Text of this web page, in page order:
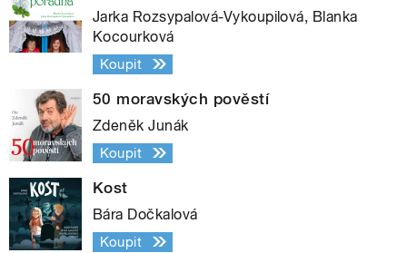
Jarka Rozsypalová-Vykoupilová, Blanka
Kocourková
Koupit
50 moravských pověstí
Zdeněk Junák
Koupit
Kost
Bára Dočkalová
Koupit